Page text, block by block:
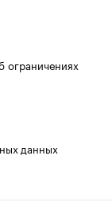
ограничениях
данных